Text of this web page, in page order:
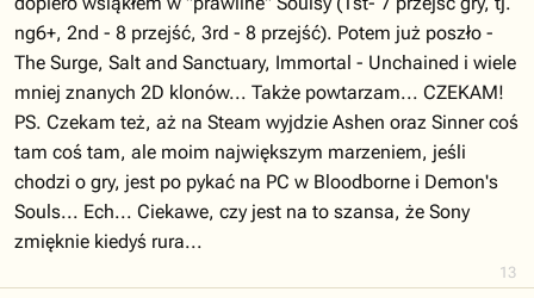
13
ng6+, 2nd - 8 przejść, 3rd - 8 przejść). Potem już poszło -
The Surge, Salt and Sanctuary, Immortal - Unchained i wiele
mniej znanych 2D klonów... Także powtarzam... CZEKAM!
PS. Czekam też, aż na Steam wyjdzie Ashen oraz Sinner coś
tam coś tam, ale moim największym marzeniem, jeśli
chodzi o gry, jest po pykać na PC w Bloodborne i Demon's
Souls... Ech... Ciekawe, czy jest na to szansa, że Sony
zmięknie kiedyś rura...